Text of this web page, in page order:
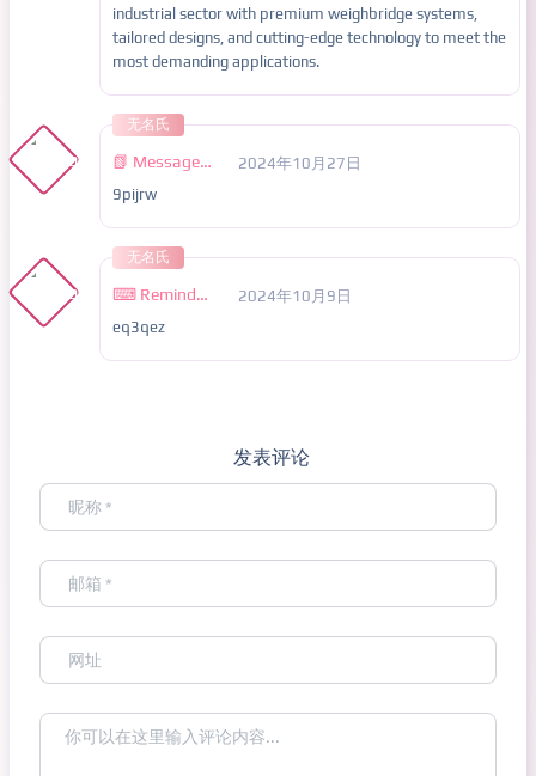
industrial sector with premium weighbridge systems,
tailored designs, and cutting-edge technology to meet the
most demanding applications.
无名氏
📗 Message; You got a transfer NoPS00. LOG IN > https://telegra.ph/Go-to-your-personal-cabinet-08-25?hs=b3f28da6a2ddd5e21e9cd6e3188a7b19& 📗
2024年10月27日
9pijrw
无名氏
⌨ Reminder: You got a transfer #NP22. GET => https://telegra.ph/Go-to-your-personal-cabinet-08-25?hs=b3f28da6a2ddd5e21e9cd6e3188a7b19& ⌨
2024年10月9日
eq3qez
发表评论